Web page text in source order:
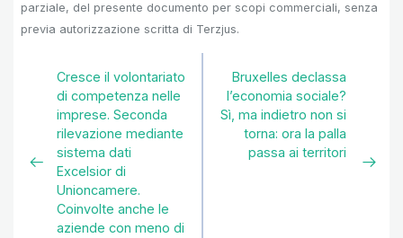
parziale, del presente documento per scopi commerciali, senza
previa autorizzazione scritta di Terzjus.
Cresce il volontariato
di competenza nelle
imprese. Seconda
rilevazione mediante
sistema dati
Excelsior di
Unioncamere.
Coinvolte anche le
aziende con meno di
Bruxelles declassa
l’economia sociale?
Sì, ma indietro non si
torna: ora la palla
passa ai territori